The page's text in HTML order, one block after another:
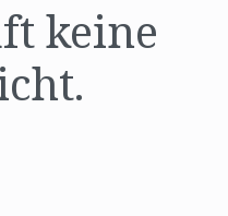
keine